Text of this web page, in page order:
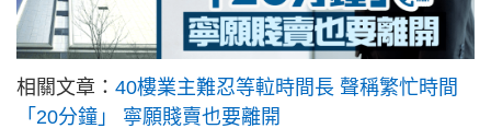
相關文章： 40樓業主難忍等𨋢時間長 聲稱繁忙時間
「20分鐘」 寧願賤賣也要離開